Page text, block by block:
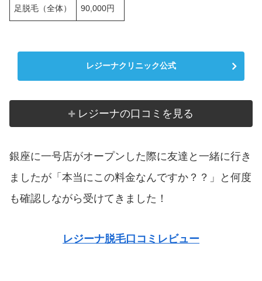
足脱毛（全体） 90,000円
レジーナクリニック公式
レジーナの口コミを見る
銀座に一号店がオープンした際に友達と一緒に行き
ましたが「本当にこの料金なんですか？？」と何度
も確認しながら受けてきました！
レジーナ脱毛口コミレビュー